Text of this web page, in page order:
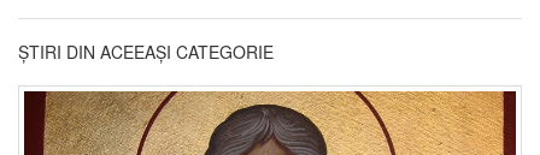
ȘTIRI DIN ACEEAȘI CATEGORIE